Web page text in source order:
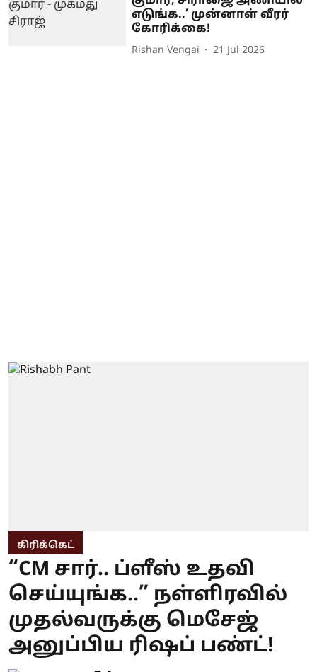
எடுங்க..’ முன்னாள் வீரர்
கோரிக்கை!
Rishan Vengai 21 Jul 2026
கிரிக்கெட்
“CM சார்.. ப்ளீஸ் உதவி
செய்யுங்க..” நள்ளிரவில்
முதல்வருக்கு மெசேஜ்
அனுப்பிய ரிஷப் பண்ட்!